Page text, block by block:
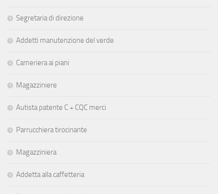
Segretaria di direzione
Addetti manutenzione del verde
Cameriera ai piani
Magazziniere
Autista patente C + CQC merci
Parrucchiera tirocinante
Magazziniera
Addetta alla caffetteria